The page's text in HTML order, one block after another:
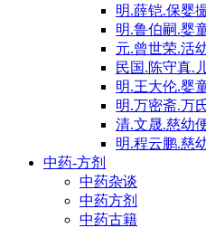
明.薛铠.保婴
明.鲁伯嗣.婴
元.曾世荣.活
民国.陈守真.
明.王大伦.婴
明.万密斋.万
清.文晟.慈幼
明.程云鹏.慈
中药-方剂
中药杂谈
中药方剂
中药古籍